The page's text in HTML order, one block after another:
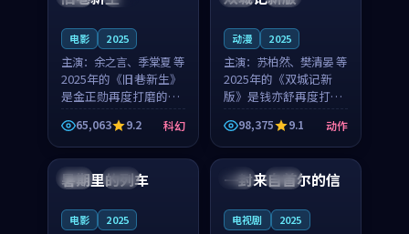
电影 2025
主演： 余之言、季棠夏 等
2025年的《旧巷新生》
是金正勋再度打磨的科
幻佳作。英国的取景与
雨夜物语的氛围相互成
就，余之言与季棠夏的
对手戏自然克制，让整
部影片在悬念与温度
65,063 9.2 科幻
动漫 2025
主演： 苏柏然、樊清晏 等
2025年的《双城记新
版》是钱亦舒再度打磨
的动作佳作。中国大陆
的取景与沙漠探险的氛
围相互成就，苏柏然与
樊清晏的对手戏自然克
制，让整部影片在悬念
98,375 9.1 动作
中国 杜比
暑期里的列车
电影 2025
韩国 热播
一封来自首尔的信
电视剧 2025